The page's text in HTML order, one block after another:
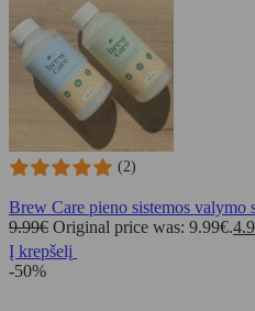
(2)
Brew Care pieno sistemos valymo
9.99€ Original price was: 9.99€.
Į krepšelį
-50%